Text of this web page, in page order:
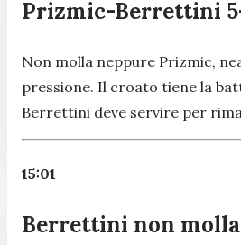
Prizmic-Berrettini
Non molla neppure Prizmic,
pressione. Il croato tiene la
Berrettini deve servire per
15:01
Berrettini non molla